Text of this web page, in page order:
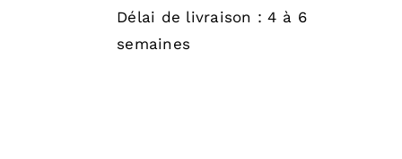
Délai de livraison : 4 à 6
semaines